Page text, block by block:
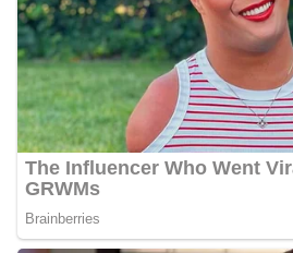
diwarnai dengan berbagai
keramaian warga.‎‎Dengan
diharapkan potensi
diantisipasi sejak awal
Kelurahan Sunggal tetap
dan kondusif hingga
Kemerdekaan RI
Polri dengan
to Door System ini
implementasi program
mengedepankan